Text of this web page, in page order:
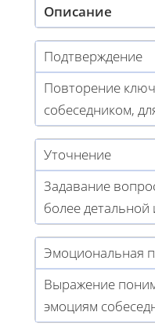
Описание
Подтверждение
Повторение
собеседником,
Уточнение
Задавание
более
Эмоциональная
Выражение
эмоциям